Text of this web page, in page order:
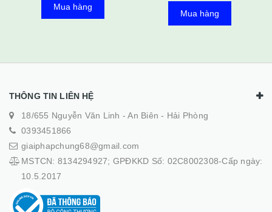
THÔNG TIN LIÊN HỆ
18/655 Nguyễn Văn Linh - An Biên - Hải Phòng
0393451866
giaiphapchung68@gmail.com
MSTCN: 8134294927; GPĐKKD Số: 02C8002308-Cấp ngày:
10.5.2017